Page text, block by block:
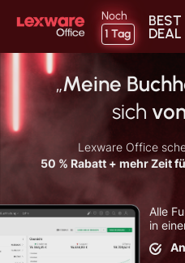
Noch
1 Tag
BEST
DEAL
„Meine
sich
Lexware Office
50 % Rabatt + mehr Zeit
Alle
in